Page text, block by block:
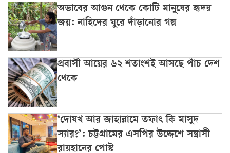
অভাবের আগুন থেকে কোটি মানুষের হৃদয়
জয়: নাহিদের ঘুরে দাঁড়ানোর গল্প
প্রবাসী আয়ের ৬২ শতাংশই আসছে পাঁচ দেশ
থেকে
‘দোযখ আর জাহান্নামে তফাৎ কি মাসুদ
স্যার?’: চট্টগ্রামের এসপির উদ্দেশে সন্ত্রাসী
রায়হানের পোস্ট